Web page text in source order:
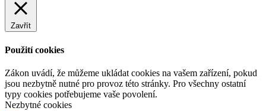
Zavřít
Použití cookies
Zákon uvádí, že můžeme ukládat cookies na vašem zařízení, pokud
jsou nezbytně nutné pro provoz této stránky. Pro všechny ostatní
typy cookies potřebujeme vaše povolení.
Nezbytné cookies